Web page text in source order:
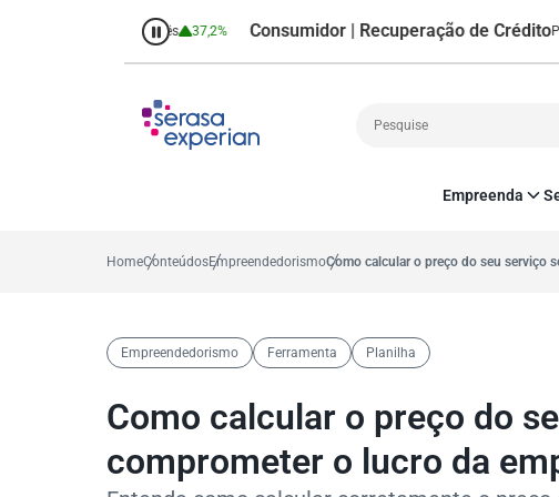
37,2% Consumidor | Recuperação de CréditoPercentual
Empreenda
Crédito
Decisão
MEI
Marketing
Proteção
HomeConteúdosEmpreendedorismoComo calcular o preço do seu serviço
Empreendedorismo Ferramenta Planilha
Como calcular o preço do
comprometer o lucro da